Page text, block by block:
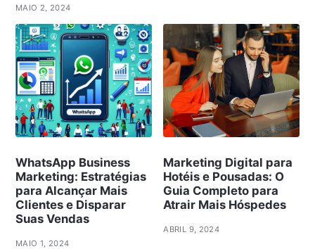
MAIO 2, 2024
WhatsApp Business
Marketing: Estratégias
para Alcançar Mais
Clientes e Disparar
Suas Vendas
MAIO 1, 2024
Marketing Digital para
Hotéis e Pousadas: O
Guia Completo para
Atrair Mais Hóspedes
ABRIL 9, 2024